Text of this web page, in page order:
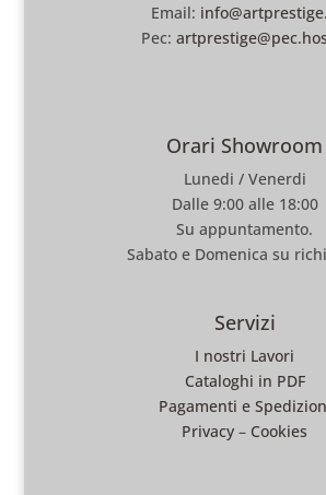
Email:
Pec:
Orari Showroom
Lunedi / Venerdi
Dalle 9:00 alle 18:00
Su appuntamento.
Sabato e Domenica su
Servizi
I nostri Lavori
Cataloghi in PDF
Pagamenti e
Privacy – Cookies